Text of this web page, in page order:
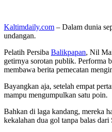
Kaltimdaily.com – Dalam dunia
undangan.
Pelatih Persiba Balikpapan, Nil
getirnya sorotan publik. Performa
membawa berita pemecatan
Bayangkan aja, setelah empat
mampu mengumpulkan satu poin.
Bahkan di laga kandang, mereka
kekalahan dua gol tanpa balas